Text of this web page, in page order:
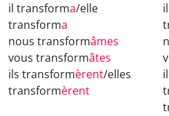
il transforma/elle
transforma
nous transformâmes
vous transformâtes
ils transformèrent/elles
transformèrent